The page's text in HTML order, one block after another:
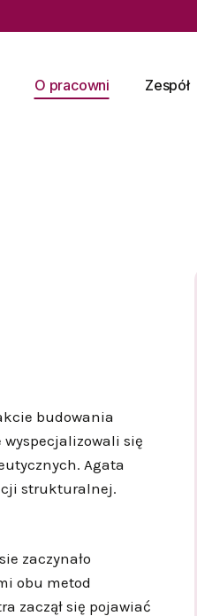
O pracowni Zespół
budowania
się
Agata
strukturalnej.
zaczynało
obu metod
zaczął się pojawiać